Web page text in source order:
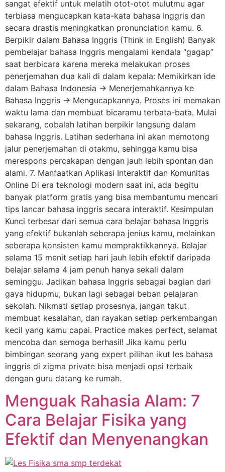
sangat efektif untuk melatih otot-otot mulutmu agar
terbiasa mengucapkan kata-kata bahasa Inggris dan
secara drastis meningkatkan pronunciation kamu. 6.
Berpikir dalam Bahasa Inggris (Think in English) Banyak
pembelajar bahasa Inggris mengalami kendala “gagap”
saat berbicara karena mereka melakukan proses
penerjemahan dua kali di dalam kepala: Memikirkan ide
dalam Bahasa Indonesia -> Menerjemahkannya ke
Bahasa Inggris -> Mengucapkannya. Proses ini memakan
waktu lama dan membuat bicaramu terbata-bata. Mulai
sekarang, cobalah latihan berpikir langsung dalam
bahasa Inggris. Latihan sederhana ini akan memotong
jalur penerjemahan di otakmu, sehingga kamu bisa
merespons percakapan dengan jauh lebih spontan dan
alami. 7. Manfaatkan Aplikasi Interaktif dan Komunitas
Online Di era teknologi modern saat ini, ada begitu
banyak platform gratis yang bisa membantumu mencari
tips lancar bahasa inggris secara interaktif. Kesimpulan
Kunci terbesar dari semua cara belajar bahasa Inggris
yang efektif bukanlah seberapa jenius kamu, melainkan
seberapa konsisten kamu mempraktikkannya. Belajar
selama 15 menit setiap hari jauh lebih efektif daripada
belajar selama 4 jam penuh hanya sekali dalam
seminggu. Jadikan bahasa Inggris sebagai bagian dari
gaya hidupmu, bukan lagi sebagai beban pelajaran
sekolah. Nikmati setiap prosesnya, jangan takut
membuat kesalahan, dan rayakan setiap perkembangan
kecil yang kamu capai. Practice makes perfect, selamat
mencoba dan semoga berhasil! Jika kamu perlu
bimbingan seorang yang expert pilihan ikut les bahasa
inggris di zigma private bisa menjadi opsi terbaik
dengan guru datang ke rumah.
Menguak Rahasia Alam: 7
Cara Belajar Fisika yang
Efektif dan Menyenangkan